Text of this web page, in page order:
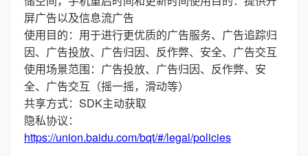
屏广告以及信息流广告
使用目的：用于进行更优质的广告服务、广告追踪归
因、广告投放、广告归因、反作弊、安全、广告交互
使用场景范围：广告投放、广告归因、反作弊、安
全、广告交互（摇一摇，滑动等）
共享方式：SDK主动获取
隐私协议：
https://union.baidu.com/bqt/#/legal/policies